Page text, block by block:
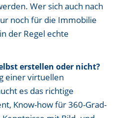
Wer sich auch nach
noch für die Immobilie
der Regel echte
erstellen oder nicht?
einer virtuellen
es das richtige
Know-how für 360-Grad-